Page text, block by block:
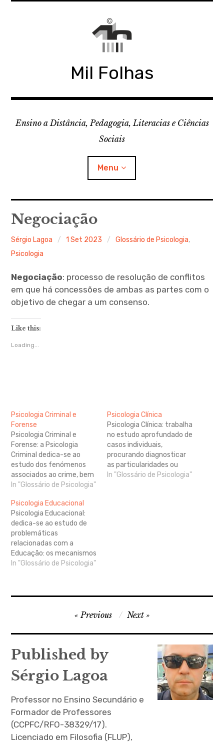
Mil Folhas
Ensino a Distância, Pedagogia, Literacias e Ciências
Sociais
Menu
CDD
Ferramentas Digitais
Blog
Glossário de Psicologia
Psicologia – Biografias
Negociação
Sérgio Lagoa 1 Set 2023 Glossário de Psicologia,
Psicologia
Negociação: processo de resolução de conflitos
em que há concessões de ambas as partes com o
objetivo de chegar a um consenso.
Like this:
Loading...
Psicologia Criminal e
Forense
Psicologia Criminal e
Forense: a Psicologia
Criminal dedica-se ao
estudo dos fenómenos
associados ao crime, bem
com do perfil dos
(criminosos e vítimas). O
Psicólogo Criminal
colabora: no diagnóstico e
tratamento de
perturbações psicológicas
dos profissionais de
segurança e em reclusos;
In "Glossário de Psicologia"
Psicologia Clínica
Psicologia Clínica: trabalha
no estudo aprofundado de
casos individuais,
procurando diagnosticar
as particularidades ou
alterações no
In "Glossário de Psicologia"
Psicologia Educacional
Psicologia Educacional:
dedica-se ao estudo de
problemáticas
relacionadas com a
Educação: os mecanismos
de aprendizagem e a
psicologia educacional e
usadas como sinónimos,
psicólogo educacional
avaliar procedimentos
para o…
In "Glossário de Psicologia"
Navegação
de
artigos
Previous Next
Published by
Sérgio Lagoa
Professor no Ensino Secundário e
Formador de Professores
(CCPFC/RFO-38329/17).
Licenciado em Filosofia (FLUP),